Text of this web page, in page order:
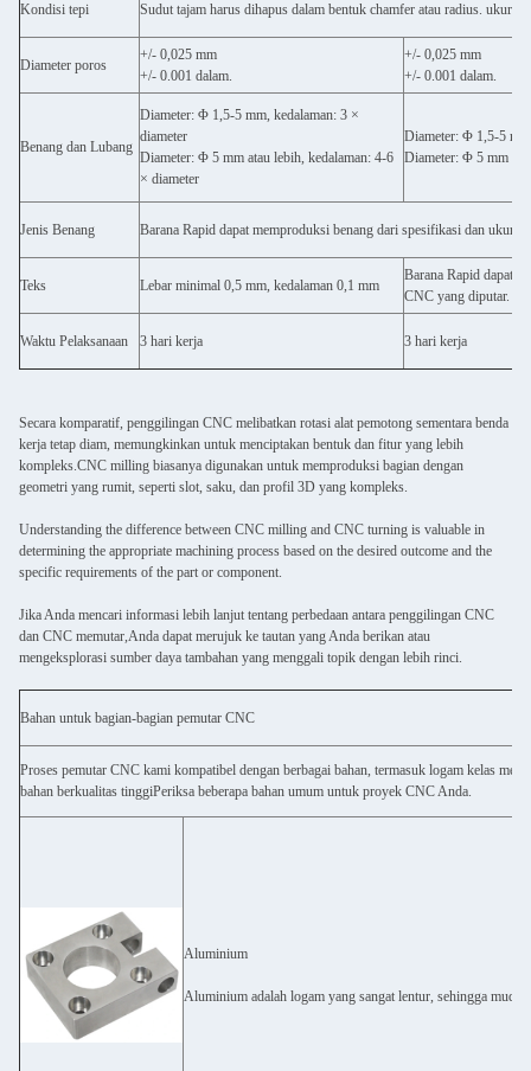
Kondisi tepi Sudut tajam harus dihapus dalam bentuk chamfer atau radius.
Diameter poros
+/- 0,025 mm
+/- 0.001 dalam.
+/- 0,025 mm
+/- 0.001 dalam.
Benang dan Lubang
Diameter: Φ 1,5-5 mm, kedalaman: 3 ×
diameter
Diameter: Φ 5 mm atau lebih, kedalaman: 4-6
× diameter
Diameter: Φ 1,5-5
Diameter: Φ 5 mm
Jenis Benang Barana Rapid dapat memproduksi benang dari spesifikasi dan
Teks Lebar minimal 0,5 mm, kedalaman 0,1 mm
Barana Rapid dapat
CNC yang diputar.
Waktu Pelaksanaan 3 hari kerja 3 hari kerja
Secara komparatif, penggilingan CNC melibatkan rotasi alat pemotong sementara benda
kerja tetap diam, memungkinkan untuk menciptakan bentuk dan fitur yang lebih
kompleks.CNC milling biasanya digunakan untuk memproduksi bagian dengan
geometri yang rumit, seperti slot, saku, dan profil 3D yang kompleks.
Understanding the difference between CNC milling and CNC turning is valuable in
determining the appropriate machining process based on the desired outcome and the
specific requirements of the part or component.
Jika Anda mencari informasi lebih lanjut tentang perbedaan antara penggilingan CNC
dan CNC memutar,Anda dapat merujuk ke tautan yang Anda berikan atau
mengeksplorasi sumber daya tambahan yang menggali topik dengan lebih rinci.
Bahan untuk bagian-bagian pemutar CNC
Proses pemutar CNC kami kompatibel dengan berbagai bahan, termasuk logam kelas
bahan berkualitas tinggiPeriksa beberapa bahan umum untuk proyek CNC Anda.
Aluminium
Aluminium adalah logam yang sangat lentur, sehingga